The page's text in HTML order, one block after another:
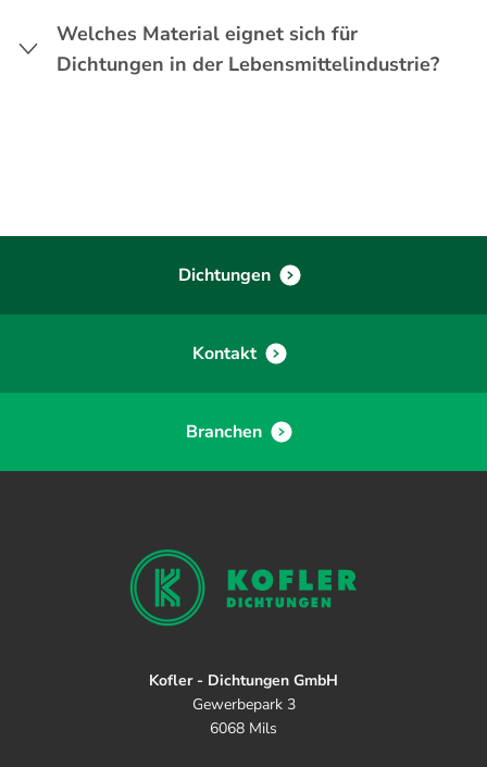
Welches Material eignet sich für
Dichtungen in der Lebensmittelindustrie?
Dichtungen
Kontakt
Branchen
Kofler - Dichtungen GmbH
Gewerbepark 3
6068 Mils